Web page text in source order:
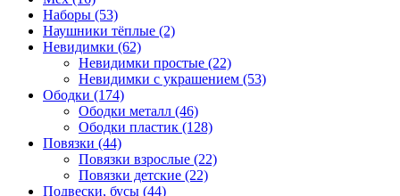
Наборы (53)
Наушники тёплые (2)
Невидимки (62)
Невидимки простые (22)
Невидимки с украшением (53)
Ободки (174)
Ободки металл (46)
Ободки пластик (128)
Повязки (44)
Повязки взрослые (22)
Повязки детские (22)
Подвески, бусы (44)